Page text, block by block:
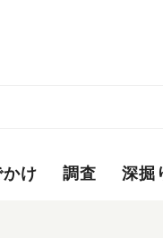
かけ 調査 深掘